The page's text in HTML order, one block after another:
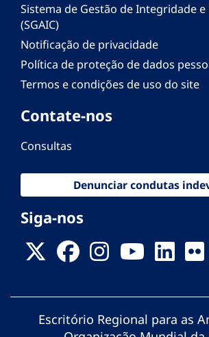
Sistema de Gestão de Integridade
(SGAIC)
Notificação de privacidade
Política de proteção de dados
Termos e condições de uso do site
Contate-nos
Consultas
Denunciar condutas
Siga-nos
Escritório Regional para as